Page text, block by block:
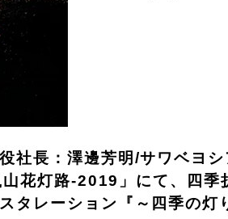
社長：澤邊芳明/サワベヨ
花灯路-2019」にて、四季
タレーション『～四季の灯